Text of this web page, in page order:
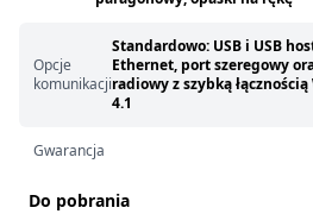
Opcje
komunikacji
Standardowo: USB i USB
Ethernet, port szeregowy
radiowy z szybką
4.1
Gwarancja
Do pobrania